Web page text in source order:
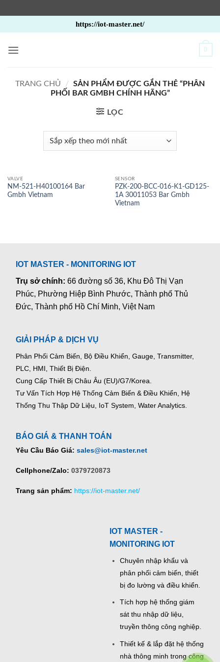
qua
nội
https://iot-master.net/
0
TRANG CHỦ /
SẢN PHẨM ĐƯỢC GẮN THẺ “PHÂN
PHỐI BAR GMBH CHÍNH HÃNG”
LỌC
VALVE
NM-521-H40100164 Bar
Gmbh Vietnam
SENSOR
PZK-200-BCC-016-K1-GD125-
1A 30011053 Bar Gmbh
Vietnam
IOT MASTER - MONITORING IOT
Trụ sở chính:66 đường số 36, Khu Đô Thị Vạn
Phúc, Phường Hiệp Bình Phước, Thành phố Thủ
Đức, Thành phố Hồ Chí Minh, Việt Nam
GIẢI PHÁP & DỊCH VỤ
Phân Phối Cảm Biến, Bộ Điều Khiển, Gauge, Transmitter,
PLC, HMI, Thiết Bị Điện.
Cung Cấp Thiết Bị Châu Âu (EU)/G7/Korea.
Tư Vấn Tích Hợp Hệ Thống Cảm Biến & Điều Khiển, Hệ
Thống Thu Thập Dữ Liệu, IoT System, Water Analytics.
BÁO GIÁ & THANH TOÁN
Yêu Cầu Báo Giá: sales@iot-master.net
Cellphone/Zalo: 0379720873
Trang sản phẩm: https://iot-master.net/
IOT MASTER -
MONITORING IOT
Chuyên nhập khẩu và
phân phối cảm biến, thiết
bị đo lường và điều khiển.
Tích hợp hệ thống giám
sát thu nhập dữ liệu,
truyền thông công nghiệp.
Thiết kế & lắp đặt hệ thống
nhà thông minh trong công